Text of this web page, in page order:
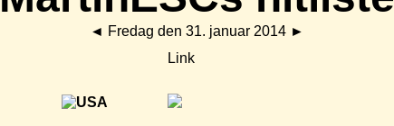
◄ Fredag den 31. januar 2014 ►
Link